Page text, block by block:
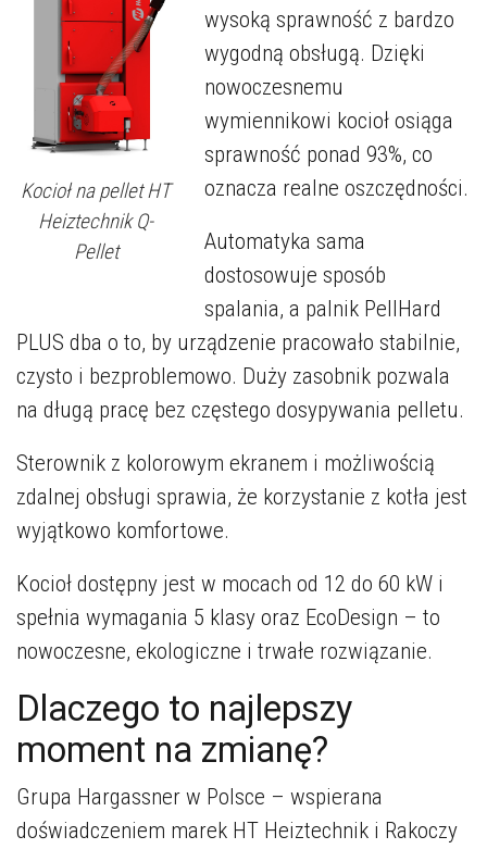
Kocioł na pellet HT
Heiztechnik Q-
Pellet
wysoką sprawność z bardzo
wygodną obsługą. Dzięki
nowoczesnemu
wymiennikowi kocioł osiąga
sprawność ponad 93%, co
oznacza realne oszczędności.
Automatyka sama
dostosowuje sposób
spalania, a palnik PellHard
PLUS dba o to, by urządzenie pracowało stabilnie,
czysto i bezproblemowo. Duży zasobnik pozwala
na długą pracę bez częstego dosypywania pelletu.
Sterownik z kolorowym ekranem i możliwością
zdalnej obsługi sprawia, że korzystanie z kotła jest
wyjątkowo komfortowe.
Kocioł dostępny jest w mocach od 12 do 60 kW i
spełnia wymagania 5 klasy oraz EcoDesign – to
nowoczesne, ekologiczne i trwałe rozwiązanie.
Dlaczego to najlepszy
moment na zmianę?
Grupa Hargassner w Polsce – wspierana
doświadczeniem marek HT Heiztechnik i Rakoczy